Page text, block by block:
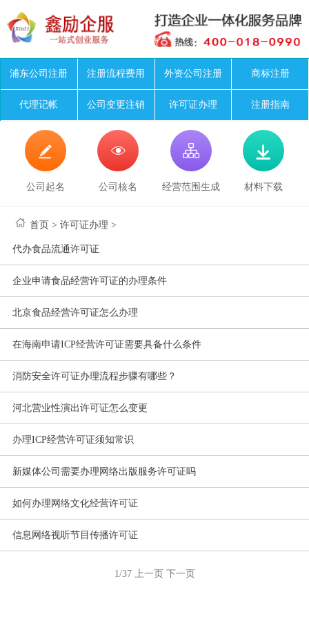
浦东公司注册 注册流程费用 外资公司注册 商标注册
代理记帐 公司变更注销 许可证办理 注册指南

公司起名

公司核名

经营范围生成

材料下载
首页 >许可证办理 >
代办食品流通许可证
企业申请食品经营许可证的办理条件
北京食品经营许可证怎么办理
在海南申请ICP经营许可证需要具备什么条件
消防安全许可证办理流程步骤有哪些？
河北营业性演出许可证怎么变更
办理ICP经营许可证须知常识
新媒体公司需要办理网络出版服务许可证吗
如何办理网络文化经营许可证
信息网络视听节目传播许可证
1/37 上一页 下一页